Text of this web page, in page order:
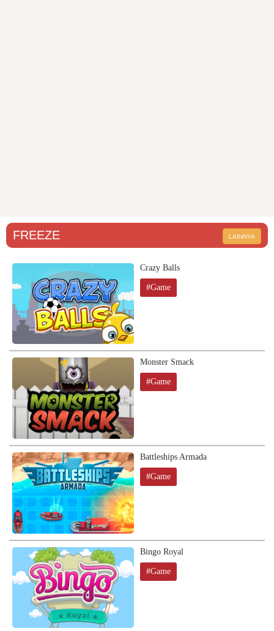
FREEZE LAINNYA
Crazy Balls
#Game
Monster Smack
#Game
Battleships Armada
#Game
Bingo Royal
#Game